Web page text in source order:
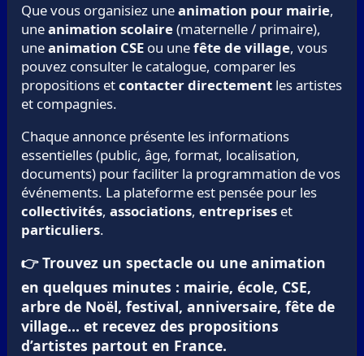
Que vous organisiez uneanimation pour mairie,
uneanimation scolaire(maternelle / primaire),
uneanimation CSEou unefête de village, vous
pouvez consulter le catalogue, comparer les
propositions etcontacter directementles artistes
et compagnies.
Chaque annonce présente les informations
essentielles (public, âge, format, localisation,
documents) pour faciliter la programmation de vos
événements. La plateforme est pensée pour les
collectivités, associations, entrepriseset
particuliers.
👉 Trouvez un spectacle ou une animation
en quelques minutes : mairie, école, CSE,
arbre de Noël, festival, anniversaire, fête de
village… et recevez des propositions
d’artistes partout en France.